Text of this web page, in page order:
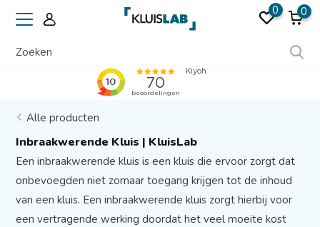
0 0
Alle producten
Inbraakwerende Kluis | KluisLab
Een inbraakwerende kluis is een kluis die ervoor zorgt dat
onbevoegden niet zomaar toegang krijgen tot de inhoud
van een kluis. Een inbraakwerende kluis zorgt hierbij voor
een vertragende werking doordat het veel moeite kost